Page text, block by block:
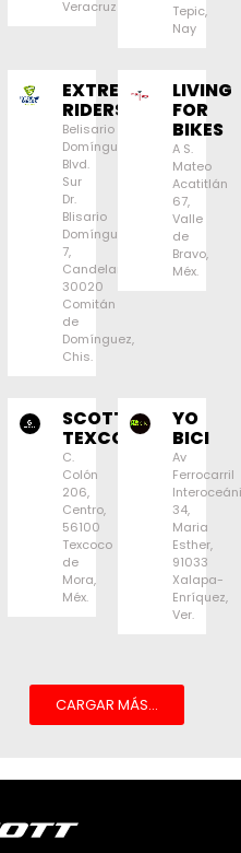
Veracruz
Tepic,
Nay
EXTREME
RIDERS
Belisario
Domínguez,
Blvd.
Sur
Dr.
Blisario
Domínguez
7,
Candelaria,
30020
Comitán
de
Domínguez,
Chis.
LIVING
FOR
BIKES
A S.
Mateo
Acatitlán
67,
Valle
de
Bravo,
Méx.
SCOTT
TEXCOCO
C.
Colón
206,
Centro,
56100
Texcoco
de
Mora,
Méx.
YO
BICI
Av
Ferrocarril
34,
Maria
Esther,
91033
Xalapa-
Enríquez,
Ver.
CARGAR MÁS...